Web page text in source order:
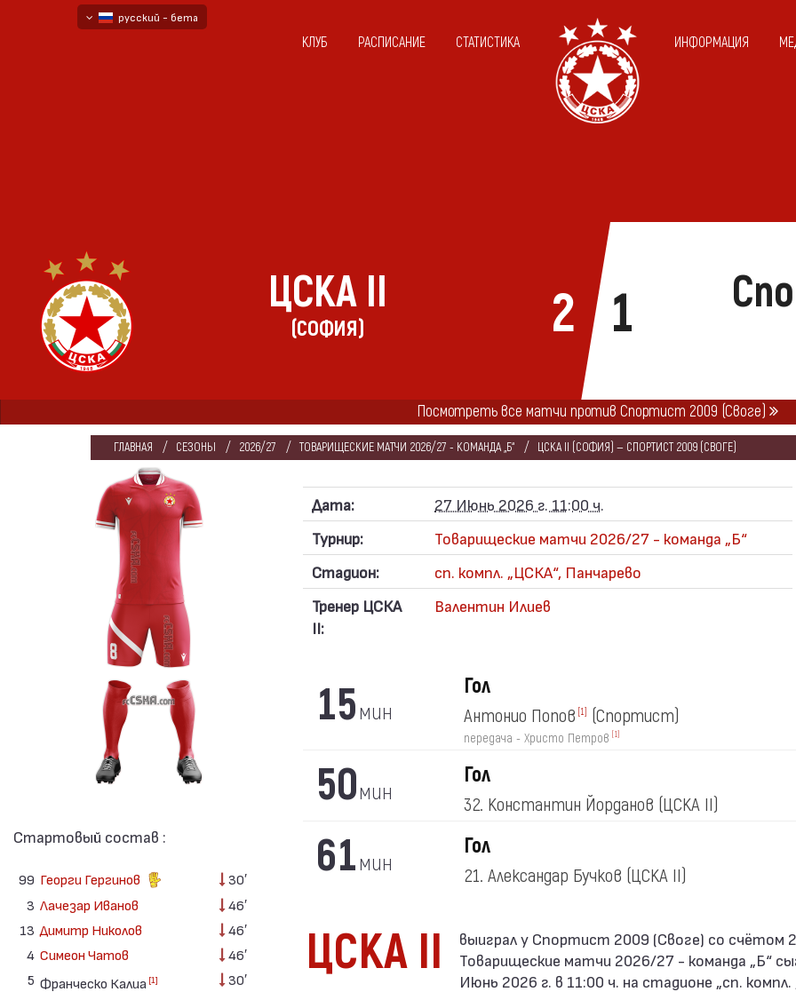
русский - бета
КЛУБ РАСПИСАНИЕ СТАТИСТИКА ИНФОРМАЦИЯ
2 1
ЦСКА II
(СОФИЯ)
Посмотреть все матчи против Спортист 2009 (Своге)
ГЛАВНАЯ СЕЗОНЫ 2026/27 ТОВАРИЩЕСКИЕ МАТЧИ 2026/27 - КОМАНДА „Б“ ЦСКА II (СОФИЯ) — СПОРТИСТ 2009 (СВОГЕ)
Стартовый состав :
99 Георги Гергинов
30′
3 Лачезар Иванов
46′
13 Димитр Николов
46′
4 Симеон Чатов
46′
5 Франческо Калиа [1]
30′
Дата:
27 Июнь 2026 г. 11:00 ч.
Турнир:
Товарищеские матчи 2026/27 - команда „Б“
Стадион:
сп. компл. „ЦСКА“, Панчарево
Тренер ЦСКА
II:
Валентин Илиев
15мин
Гол
Антонио Попов [1] (Спортист)
передача - Христо Петров [1]
50мин
Гол
32. Константин Йорданов (ЦСКА II)
61мин
Гол
21. Александар Бучков (ЦСКА II)
ЦСКА II
Товарищеские матчи 2026/27 - команда „Б“
Июнь 2026 г. в 11:00 ч. на стадионе „сп. компл.